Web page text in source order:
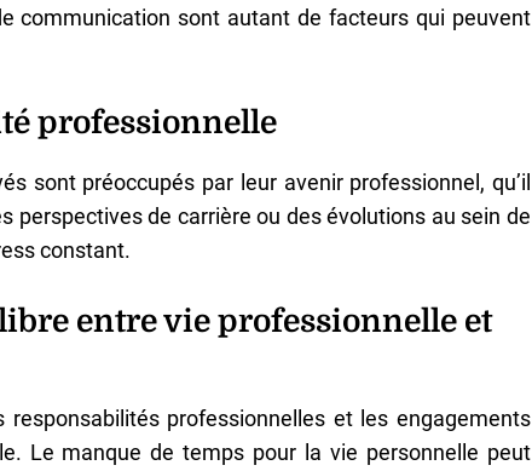
communication sont autant de facteurs qui peuvent
professionnelle
sont préoccupés par leur avenir professionnel, qu’il
perspectives de carrière ou des évolutions au sein de
constant.
entre vie professionnelle et
professionnelles et les engagements
Le manque de temps pour la vie personnelle peut